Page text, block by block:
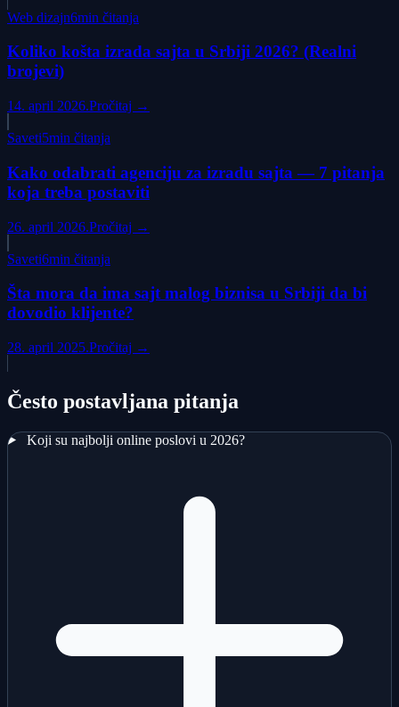
Web dizajn6min čitanja
Koliko košta izrada sajta u Srbiji 2026? (Realni
brojevi)
14. april 2026.Pročitaj →
Saveti5min čitanja
Kako odabrati agenciju za izradu sajta — 7 pitanja
koja treba postaviti
26. april 2026.Pročitaj →
Saveti6min čitanja
Šta mora da ima sajt malog biznisa u Srbiji da bi
dovodio klijente?
28. april 2025.Pročitaj →
Često postavljana pitanja
Koji su najbolji online poslovi u 2026?